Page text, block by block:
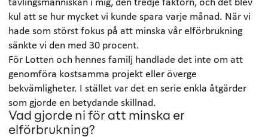
kul att se hur mycket vi kunde spara varje månad. När vi
hade som störst fokus på att minska vår elförbrukning
sänkte vi den med 30 procent.
För Lotten och hennes familj handlade det inte om att
genomföra kostsamma projekt eller överge
bekvämligheter. I stället var det en serie enkla åtgärder
som gjorde en betydande skillnad.
Vad gjorde ni för att minska er
elförbrukning?